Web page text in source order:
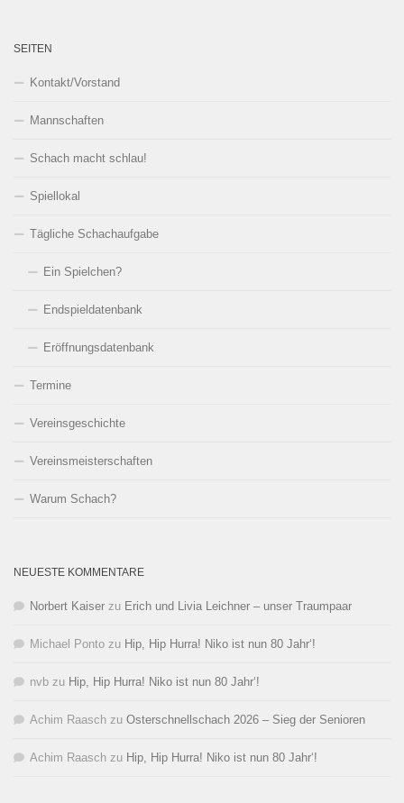
SEITEN
Kontakt/Vorstand
Mannschaften
Schach macht schlau!
Spiellokal
Tägliche Schachaufgabe
Ein Spielchen?
Endspieldatenbank
Eröffnungsdatenbank
Termine
Vereinsgeschichte
Vereinsmeisterschaften
Warum Schach?
NEUESTE KOMMENTARE
Norbert Kaiser zu Erich und Livia Leichner – unser Traumpaar
Michael Ponto zu Hip, Hip Hurra! Niko ist nun 80 Jahr‘!
nvb zu Hip, Hip Hurra! Niko ist nun 80 Jahr‘!
Achim Raasch zu Osterschnellschach 2026 – Sieg der Senioren
Achim Raasch zu Hip, Hip Hurra! Niko ist nun 80 Jahr‘!